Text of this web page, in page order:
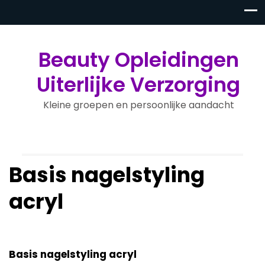
Beauty Opleidingen
Uiterlijke Verzorging
Kleine groepen en persoonlijke aandacht
Basis nagelstyling
acryl
Basis nagelstyling acryl